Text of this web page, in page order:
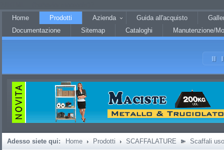
Home
Prodotti Azienda Guida all'acquisto
Documentazione
Sitemap Cataloghi Manutenzione/
Adesso siete qui: Home Prodotti SCAFFALATURE Scaffali